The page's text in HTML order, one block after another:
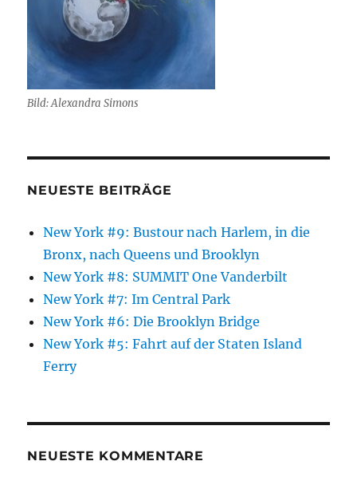
Bild: Alexandra Simons
NEUESTE BEITRÄGE
New York #9: Bustour nach Harlem, in die
Bronx, nach Queens und Brooklyn
New York #8: SUMMIT One Vanderbilt
New York #7: Im Central Park
New York #6: Die Brooklyn Bridge
New York #5: Fahrt auf der Staten Island
Ferry
NEUESTE KOMMENTARE